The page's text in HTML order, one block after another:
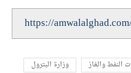
https://
النفط والغاز وزارة البترول